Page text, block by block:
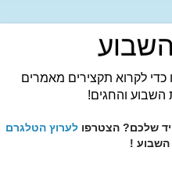
לקרוא תקצירים מאמרים
השבוע והחגים!
שלכם? הצטרפו לערוץ הטלגרם
!